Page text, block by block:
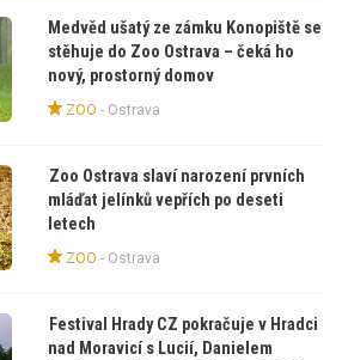
Medvěd ušatý ze zámku Konopiště se
stěhuje do Zoo Ostrava – čeká ho
nový, prostorný domov
ZOO - Ostrava
Zoo Ostrava slaví narození prvních
mláďat jelínků vepřích po deseti
letech
ZOO - Ostrava
Festival Hrady CZ pokračuje v Hradci
nad Moravicí s Lucií, Danielem